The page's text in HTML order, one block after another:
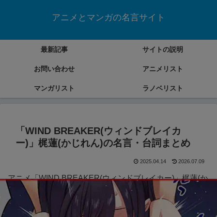
アニメとマンガの名言サイト
最新記事 サイトの説明
お問い合わせ アニメリスト
マンガリスト ラノベリスト
「WIND BREAKER(ウィンドブレイカ
ー)」梶蓮(かじれん)の名言・台詞まとめ
2025.04.14 2026.07.09
アニメ「WIND BREAKER(ウィンドブレイカー)」梶蓮(か
じれん)の名言・台詞をまとめていきます。